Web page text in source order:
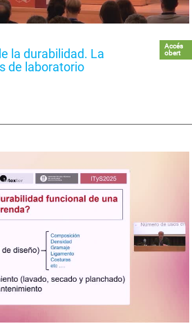
la durabilidad. La
de laboratorio
Accés
obert